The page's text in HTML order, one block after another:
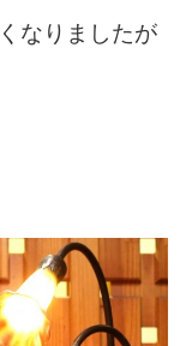
なりましたが